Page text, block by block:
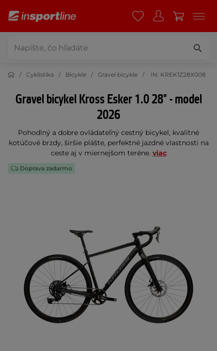
Cyklistika Bicykle Gravel bicykle IN: KREK1Z28X008
Gravel bicykel Kross Esker 1.0 28" - model
2026
Pohodlný a dobre ovládateľný cestný bicykel, kvalitné
kotúčové brzdy, širšie plášte, perfektné jazdné vlastnosti na
ceste aj v miernejšom teréne. viac
Doprava zadarmo